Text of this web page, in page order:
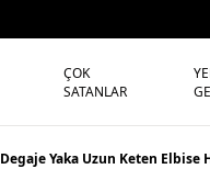
ÇOK
SATANLAR
Degaje Yaka Uzun Keten Elbise